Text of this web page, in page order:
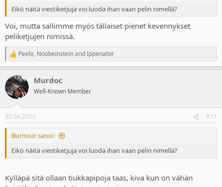
Eikö näitä viestiketjuja voi luoda ihan vaan pelin nimellä?
Voi, mutta sallimme myös tällaiset pienet kevennykset
peliketjujen nimissä.
R
e
c
t
i
s
:
Peelo, NoobeinsteinandIppenator
Murdoc
Well-Known Member
30.04.2020 #11
Burnout sanoi:
Eikö näitä viestiketjuja voi luoda ihan vaan pelin nimellä?
Kylläpä sitä ollaan tiukkapipoja taas, kiva kun on vähän